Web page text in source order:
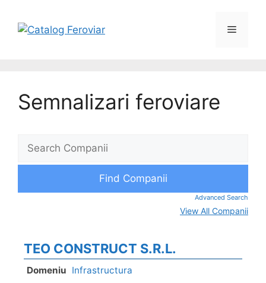
Semnalizari feroviare
Advanced Search
View All Companii
TEO CONSTRUCT S.R.L.
Domeniu Infrastructura